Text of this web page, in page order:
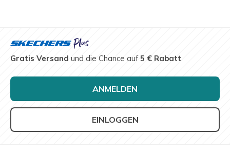
Gratis Versand und die Chance auf5 € Rabatt
ANMELDEN
EINLOGGEN